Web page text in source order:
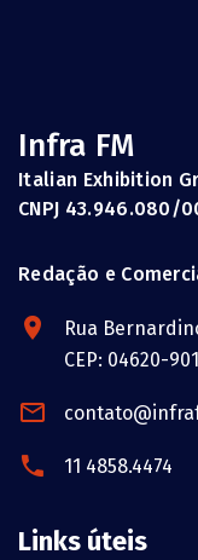
Infra FM
Italian Exhibition
CNPJ 43.946.080/
Redação e
Rua
CEP: 04620-
11 4858.4474
Links úteis